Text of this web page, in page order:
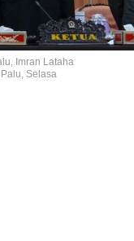
Imran Lataha
Selasa